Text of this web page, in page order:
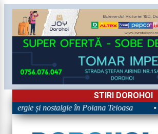
STIRI DOROHOI
și nostalgie în Poiana Teioasa